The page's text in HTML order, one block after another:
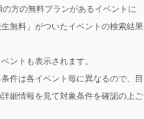
方の無料プランがあるイベントに
無料」がついたイベントの検索結果
ントも表示されます。
件は各イベント毎に異なるので、目
細情報を見て対象条件を確認の上ご